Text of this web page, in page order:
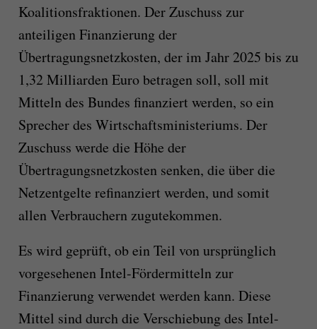
Koalitionsfraktionen. Der Zuschuss zur
anteiligen Finanzierung der
Übertragungsnetzkosten, der im Jahr 2025 bis zu
1,32 Milliarden Euro betragen soll, soll mit
Mitteln des Bundes finanziert werden, so ein
Sprecher des Wirtschaftsministeriums. Der
Zuschuss werde die Höhe der
Übertragungsnetzkosten senken, die über die
Netzentgelte refinanziert werden, und somit
allen Verbrauchern zugutekommen.
Es wird geprüft, ob ein Teil von ursprünglich
vorgesehenen Intel-Fördermitteln zur
Finanzierung verwendet werden kann. Diese
Mittel sind durch die Verschiebung des Intel-